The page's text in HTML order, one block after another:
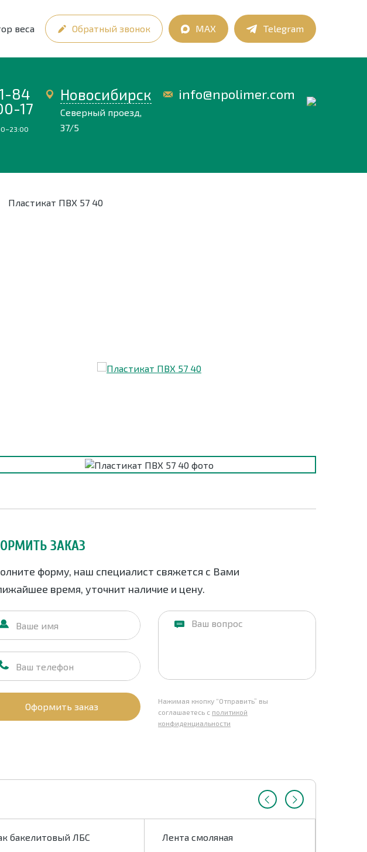
веса Обратный звонок MAX Telegram
84
17
Новосибирск
Северный проезд,
37/5
info@npolimer.com
Пластикат ПВХ 57 40
ЗАКАЗ
форму, наш специалист свяжется с Вами
время, уточнит наличие и цену.
Оформить заказ
Нажимая кнопку “Отправить” вы
соглашаетесь с политикой
конфиденциальности
бакелитовый ЛБС Лента смоляная